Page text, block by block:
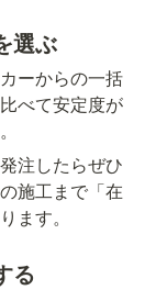
選ぶ
ーからの一括
べて安定度が
注したらぜひ
施工まで「在
ます。
る